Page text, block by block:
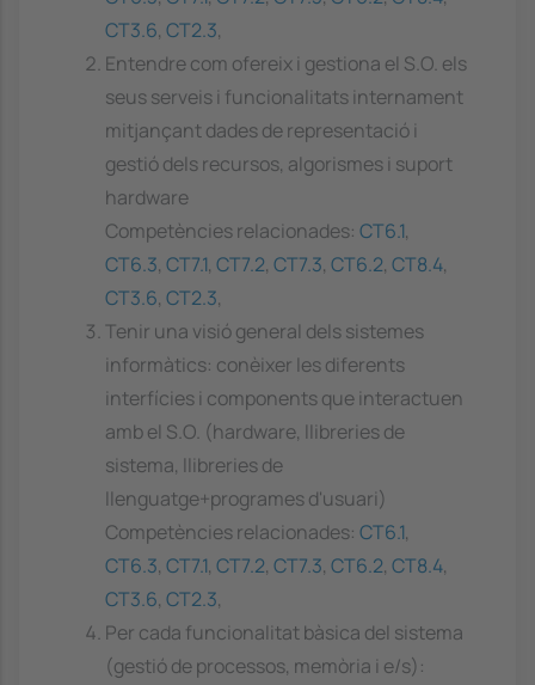
CT3.6, CT2.3,
Entendre com ofereix i gestiona el S.O. els
seus serveis i funcionalitats internament
mitjançant dades de representació i
gestió dels recursos, algorismes i suport
hardware
Competències relacionades: CT6.1,
CT6.3, CT7.1, CT7.2, CT7.3, CT6.2, CT8.4,
CT3.6, CT2.3,
Tenir una visió general dels sistemes
informàtics: conèixer les diferents
interfícies i components que interactuen
amb el S.O. (hardware, llibreries de
sistema, llibreries de
llenguatge+programes d'usuari)
Competències relacionades: CT6.1,
CT6.3, CT7.1, CT7.2, CT7.3, CT6.2, CT8.4,
CT3.6, CT2.3,
Per cada funcionalitat bàsica del sistema
(gestió de processos, memòria i e/s):